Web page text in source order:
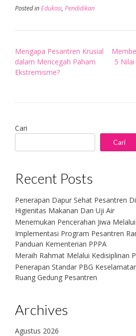
Posted inEdukasi, Pendidikan
Post
navigation
Mengapa Pesantren Krusial
dalam Mencegah Paham
Ekstremisme?
5
Cari
Cari
Recent Posts
Penerapan Dapur Sehat Pesantren
Higienitas Makanan Dan Uji Air
Menemukan Pencerahan Jiwa
Implementasi Program Pesantren
Panduan Kementerian PPPA
Meraih Rahmat Melalui Kedisiplinan
Penerapan Standar PBG
Ruang Gedung Pesantren
Archives
Agustus 2026